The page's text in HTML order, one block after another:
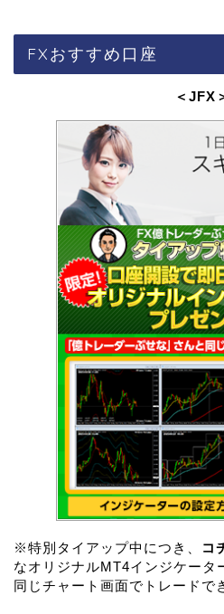
FXおすすめ口座
＜JFX
※特別タイアップ中につき、 コ
なオリジナルMT4インジケータ
同じチャート画面でトレードで